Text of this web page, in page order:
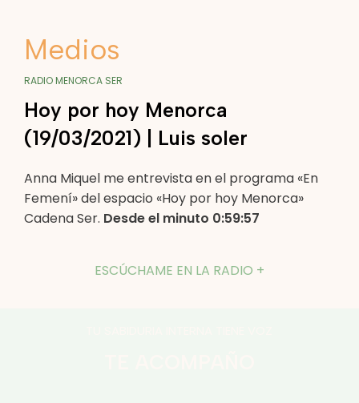
Medios
RADIO MENORCA SER
Hoy por hoy Menorca
(19/03/2021) | Luis soler
Anna Miquel me entrevista en el programa «En
Femení» del espacio «Hoy por hoy Menorca»
Cadena Ser. Desde el minuto 0:59:57
ESCÚCHAME EN LA RADIO +